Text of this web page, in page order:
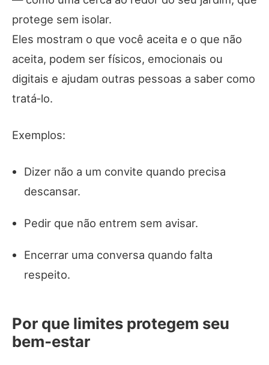
protege sem isolar.
Eles mostram o que você aceita e o que não
aceita, podem ser físicos, emocionais ou
digitais e ajudam outras pessoas a saber como
tratá‑lo.
Exemplos:
Dizer não a um convite quando precisa
descansar.
Pedir que não entrem sem avisar.
Encerrar uma conversa quando falta
respeito.
Por que limites protegem seu
bem‑estar